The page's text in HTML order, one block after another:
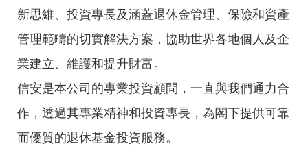
新思維、投資專長及涵蓋退休金管理、保險和資產
管理範疇的切實解決方案，協助世界各地個人及企
業建立、維護和提升財富。
信安是本公司的專業投資顧問，一直與我們通力合
作，透過其專業精神和投資專長，為閣下提供可靠
而優質的退休基金投資服務。